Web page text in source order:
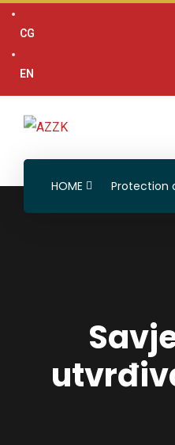
content
CG
EN
HOME Protection